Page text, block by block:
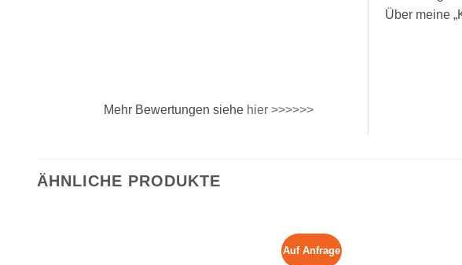
Mehr Bewertungen siehe hier >>>>>>
Über meine
ÄHNLICHE PRODUKTE
Auf Anfrage